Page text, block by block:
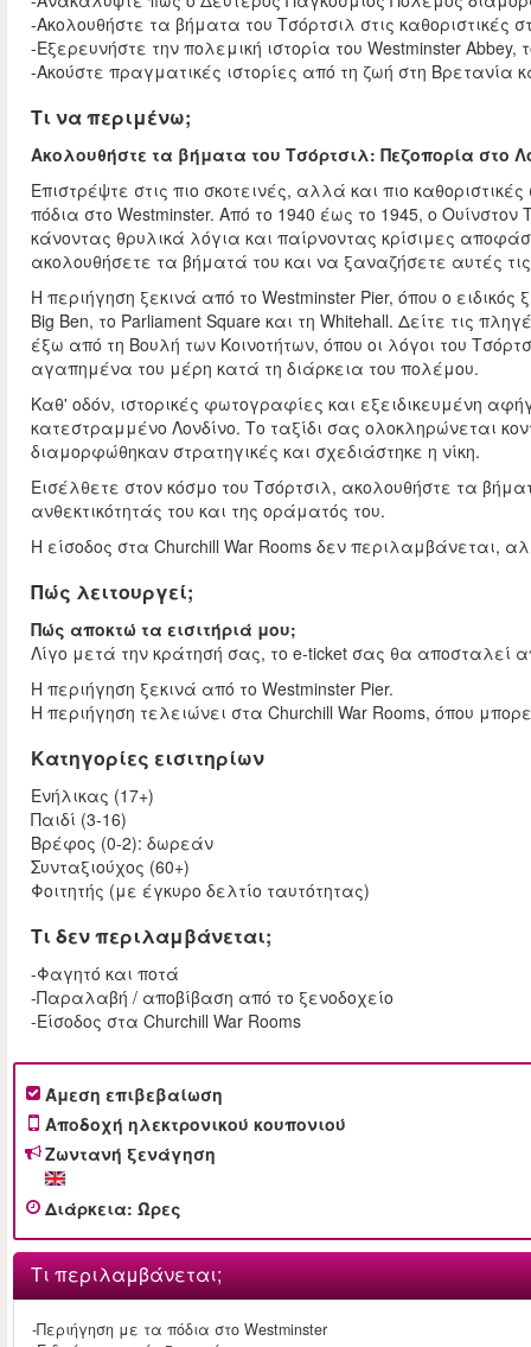
-Ακολουθήστε τα βήματα του Τσόρτσιλ στις καθοριστικές
-Εξερευνήστε την πολεμική ιστορία του Westminster Abbey,
-Ακούστε πραγματικές ιστορίες από τη ζωή στη Βρετανία
Τι να περιμένω;
Ακολουθήστε τα βήματα του Τσόρτσιλ: Πεζοπορία στο
Επιστρέψτε στις πιο σκοτεινές, αλλά και πιο
πόδια στο Westminster. Από το 1940 έως το 1945, ο
κάνοντας θρυλικά λόγια και παίρνοντας κρίσιμες
ακολουθήσετε τα βήματά του και να ξαναζήσετε αυτές
Η περιήγηση ξεκινά από το Westminster Pier, όπου ο
Big Ben, το Parliament Square και τη Whitehall. Δείτε τις
έξω από τη Βουλή των Κοινοτήτων, όπου οι λόγοι του
αγαπημένα του μέρη κατά τη διάρκεια του πολέμου.
Καθ' οδόν, ιστορικές φωτογραφίες και εξειδικευμένη
κατεστραμμένο Λονδίνο. Το ταξίδι σας ολοκληρώνεται
διαμορφώθηκαν στρατηγικές και σχεδιάστηκε η νίκη.
Εισέλθετε στον κόσμο του Τσόρτσιλ, ακολουθήστε τα
ανθεκτικότητάς του και της οράματός του.
Η είσοδος στα Churchill War Rooms δεν περιλαμβάνεται,
Πώς λειτουργεί;
Πώς αποκτώ τα εισιτήριά μου;
Λίγο μετά την κράτησή σας, το e-ticket σας θα αποσταλεί
Η περιήγηση ξεκινά από το Westminster Pier.
Η περιήγηση τελειώνει στα Churchill War Rooms, όπου
Κατηγορίες εισιτηρίων
Ενήλικας (17+)
Παιδί (3-16)
Βρέφος (0-2): δωρεάν
Συνταξιούχος (60+)
Φοιτητής (με έγκυρο δελτίο ταυτότητας)
Τι δεν περιλαμβάνεται;
-Φαγητό και ποτά
-Παραλαβή / αποβίβαση από το ξενοδοχείο
-Είσοδος στα Churchill War Rooms
Άμεση επιβεβαίωση
Αποδοχή ηλεκτρονικού κουπονιού
Ζωντανή ξενάγηση
Διάρκεια: Ώρες
Τι περιλαμβάνεται;
-Περιήγηση με τα πόδια στο Westminster